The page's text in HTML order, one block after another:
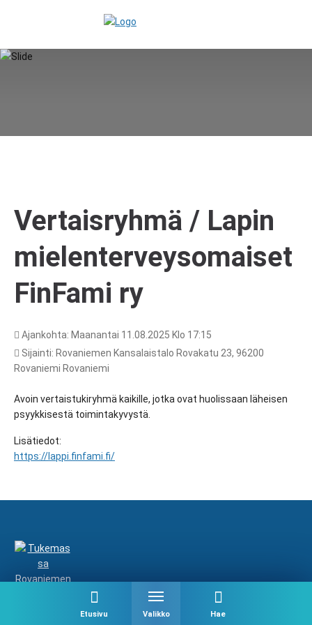
Etusivu Valikko Hae
Vertaisryhmä / Lapin
mielenterveysomaiset
FinFami ry
Ajankohta: Maanantai 11.08.2025 Klo 17:15
Sijainti: Rovaniemen Kansalaistalo Rovakatu 23, 96200
Rovaniemi Rovaniemi
Avoin vertaistukiryhmä kaikille, jotka ovat huolissaan läheisen
psyykkisestä toimintakyvystä.
Lisätiedot:
https://lappi.finfami.fi/